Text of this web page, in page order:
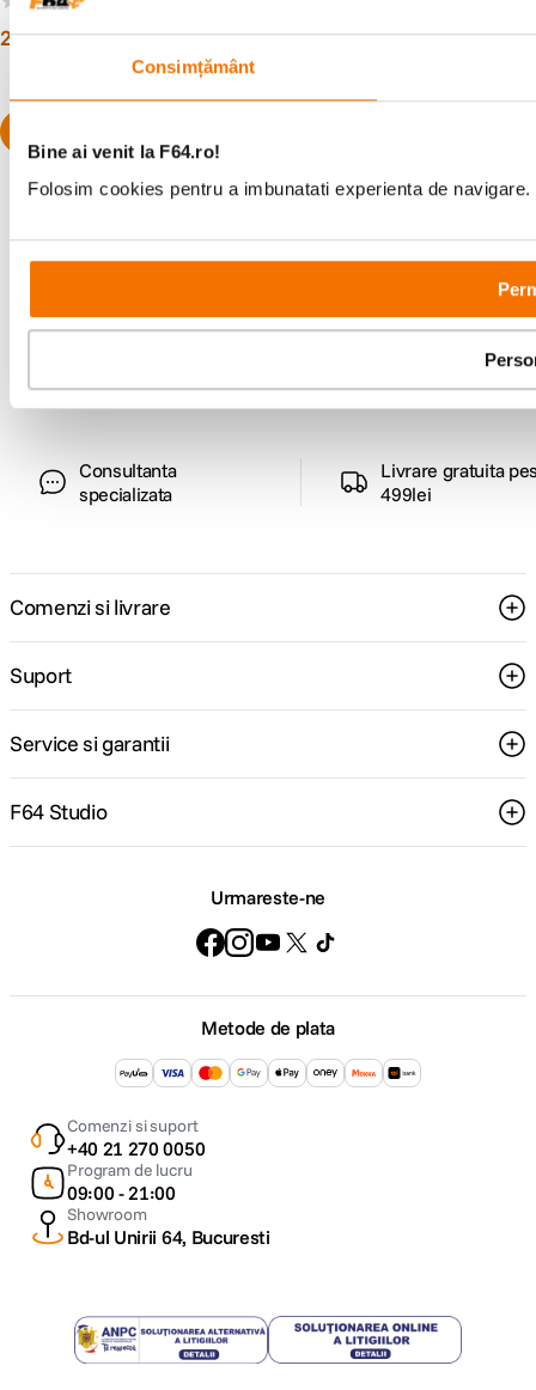
Consimțământ
Bine ai venit la F64.ro!
Folosim cookies pentru a imbunatati experienta de
24999 lei 95999 lei
Descopera inspiratie, recomandari utile,
ghiduri foto-video si oferte pregatite special
Consultanta
specializata
Livrare gratuita
499lei
Comenzi si livrare
Suport
Service si garantii
F64 Studio
Urmareste-ne
Metode de plata
Comenzi si suport
+40 21 270 0050
Program de lucru
09:00 - 21:00
Showroom
Bd-ul Unirii 64, Bucuresti